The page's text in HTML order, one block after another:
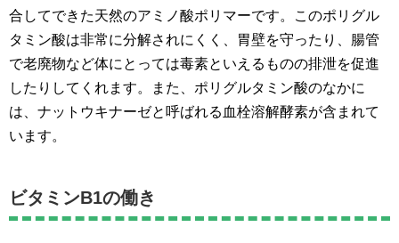
合してできた天然のアミノ酸ポリマーです。このポリグル
タミン酸は非常に分解されにくく、胃壁を守ったり、腸管
で老廃物など体にとっては毒素といえるものの排泄を促進
したりしてくれます。また、ポリグルタミン酸のなかに
は、ナットウキナーゼと呼ばれる血栓溶解酵素が含まれて
います。
ビタミンB1の働き